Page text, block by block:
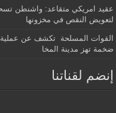
عقيد امريكي متقاعد: واشنطن
لتعويض النقص في مخزونها
القوات المسلحة تكشف عن عملية
ضخمة تهز مدينة المخا
إنضم لقناتنا